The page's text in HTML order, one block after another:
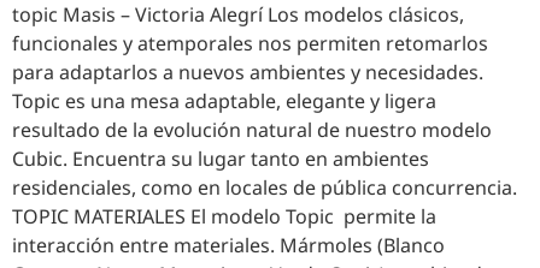
topic Masis – Victoria Alegrí Los modelos clásicos,
funcionales y atemporales nos permiten retomarlos
para adaptarlos a nuevos ambientes y necesidades.
Topic es una mesa adaptable, elegante y ligera
resultado de la evolución natural de nuestro modelo
Cubic. Encuentra su lugar tanto en ambientes
residenciales, como en locales de pública concurrencia.
TOPIC MATERIALES El modelo Topic permite la
interacción entre materiales. Mármoles (Blanco